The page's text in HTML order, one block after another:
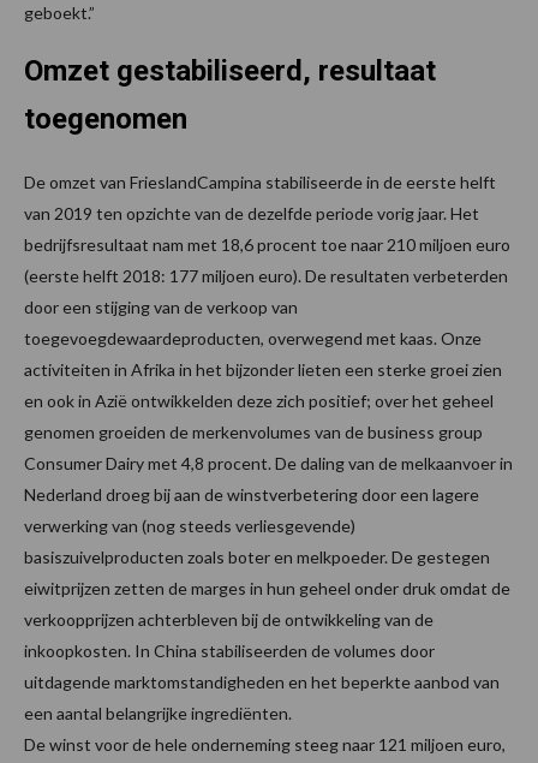
geboekt.”
Omzet gestabiliseerd, resultaat
toegenomen
De omzet van FrieslandCampina stabiliseerde in de eerste helft
van 2019 ten opzichte van de dezelfde periode vorig jaar. Het
bedrijfsresultaat nam met 18,6 procent toe naar 210 miljoen euro
(eerste helft 2018: 177 miljoen euro). De resultaten verbeterden
door een stijging van de verkoop van
toegevoegdewaardeproducten, overwegend met kaas. Onze
activiteiten in Afrika in het bijzonder lieten een sterke groei zien
en ook in Azië ontwikkelden deze zich positief; over het geheel
genomen groeiden de merkenvolumes van de business group
Consumer Dairy met 4,8 procent. De daling van de melkaanvoer in
Nederland droeg bij aan de winstverbetering door een lagere
verwerking van (nog steeds verliesgevende)
basiszuivelproducten zoals boter en melkpoeder. De gestegen
eiwitprijzen zetten de marges in hun geheel onder druk omdat de
verkoopprijzen achterbleven bij de ontwikkeling van de
inkoopkosten. In China stabiliseerden de volumes door
uitdagende marktomstandigheden en het beperkte aanbod van
een aantal belangrijke ingrediënten.
De winst voor de hele onderneming steeg naar 121 miljoen euro,